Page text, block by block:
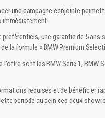
une campagne conjointe
immédiatement.
une garantie de 5 ans
la formule « BMW Premium
sont les BMW Série 1, BMW
requises et de bénéficier
période au sein des deux